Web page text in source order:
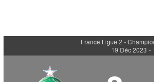
France Ligue 2 -
19 Déc 2023 -